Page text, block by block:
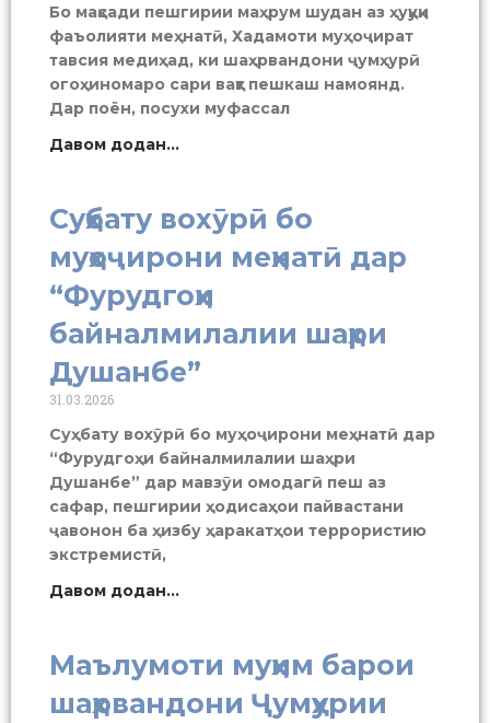
Бо мақсади пешгирии маҳрум шудан аз ҳуқуқи
фаъолияти меҳнатӣ, Хадамоти муҳоҷират
тавсия медиҳад, ки шаҳрвандони ҷумҳурӣ
огоҳиномаро сари вақт пешкаш намоянд.
Дар поён, посухи муфассал
Давом додан...
Суҳбату вохӯрӣ бо
муҳоҷирони меҳнатӣ дар
“Фурудгоҳи
байналмилалии шаҳри
Душанбе”
31.03.2026
Суҳбату вохӯрӣ бо муҳоҷирони меҳнатӣ дар
“Фурудгоҳи байналмилалии шаҳри
Душанбе” дар мавзӯи омодагӣ пеш аз
сафар, пешгирии ҳодисаҳои пайвастани
ҷавонон ба ҳизбу ҳаракатҳои террористию
экстремистӣ,
Давом додан...
Маълумоти муҳим барои
шаҳрвандони Ҷумҳурии